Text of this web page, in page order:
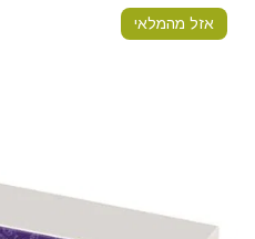
אזל מהמלאי